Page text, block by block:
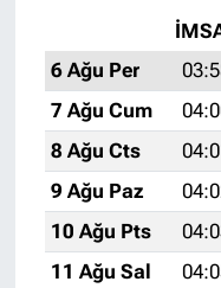
6 Ağu Per
7 Ağu Cum
8 Ağu Cts
9 Ağu Paz
10 Ağu Pts
11 Ağu Sal